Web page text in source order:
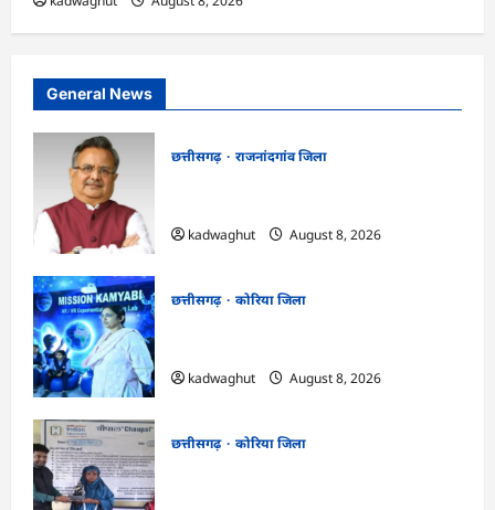
General News
छत्तीसगढ़
राजनांदगांव जिला
kadwaghut
August 8, 2026
छत्तीसगढ़
कोरिया जिला
kadwaghut
August 8, 2026
छत्तीसगढ़
कोरिया जिला